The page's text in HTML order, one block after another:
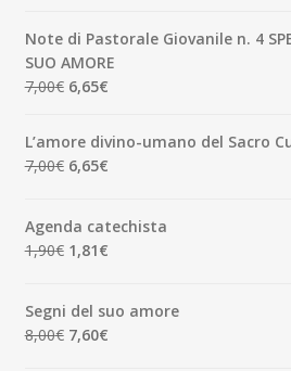
era:
5,00€.
è:
4,75€.
Note di Pastorale Giovanile n. 4
SUO AMORE
7,00€ Il
originale
era:
6,65€Il
attuale
è:
L’amore divino-umano del Sacro
7,00€ Il
era:
7,00€.
6,65€Il
è:
6,65€.
Agenda catechista
1,90€ Il
era:
1,90€.
1,81€Il
è:
1,81€.
Segni del suo amore
8,00€ Il
7,60€Il